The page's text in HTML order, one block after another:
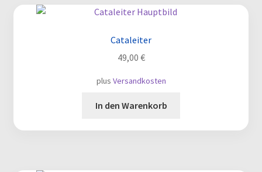
auf.
Cataleiter
49,00 €
plus Versandkosten
In den Warenkorb